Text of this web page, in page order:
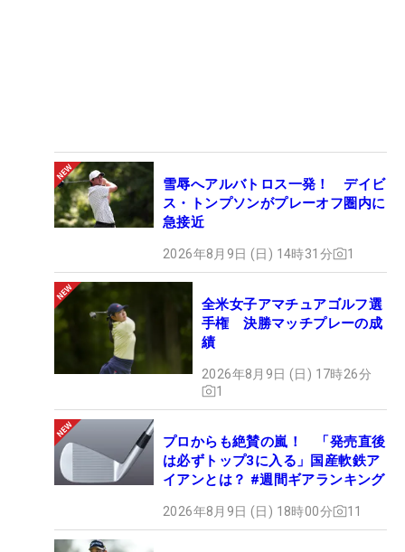
雪辱へアルバトロス一発！ デイビ
ス・トンプソンがプレーオフ圏内に
急接近
2026年8月9日 (日) 14時31分 1
全米女子アマチュアゴルフ選
手権 決勝マッチプレーの成
績
2026年8月9日 (日) 17時26分
1
プロからも絶賛の嵐！ 「発売直後
は必ずトップ3に入る」国産軟鉄ア
イアンとは？ #週間ギアランキング
2026年8月9日 (日) 18時00分 11